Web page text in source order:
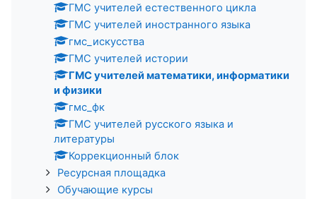
ГМС учителей естественного цикла
ГМС учителей иностранного языка
гмс_искусства
ГМС учителей истории
ГМС учителей математики, информатики
и физики
гмс_фк
ГМС учителей русского языка и
литературы
Коррекционный блок
Ресурсная площадка
Обучающие курсы